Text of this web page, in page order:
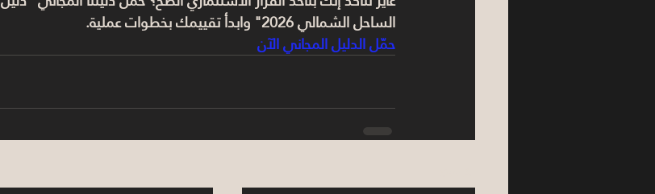
الساحل الشمالي 2026" وابدأ تقييمك بخطوات عملية.
حمّل الدليل المجاني الآن